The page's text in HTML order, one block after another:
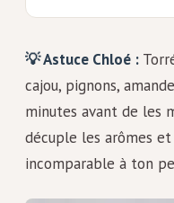
💡 Astuce Chloé :
cajou, pignons,
minutes avant de les
décuple les arômes
incomparable à ton